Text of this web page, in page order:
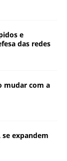
e
das redes
mudar com a
expandem